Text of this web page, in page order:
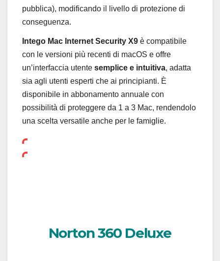
pubblica), modificando il livello di protezione di
conseguenza.
Intego Mac Internet Security X9 è compatibile
con le versioni più recenti di macOS e offre
un’interfaccia utente semplice e intuitiva, adatta
sia agli utenti esperti che ai principianti. È
disponibile in abbonamento annuale con
possibilità di proteggere da 1 a 3 Mac, rendendolo
una scelta versatile anche per le famiglie.
Norton 360 Deluxe